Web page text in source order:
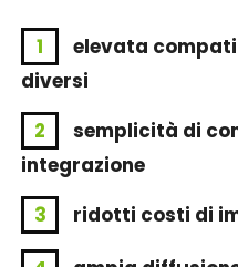
elevata
diversi
semplicità di
integrazione
ridotti costi di